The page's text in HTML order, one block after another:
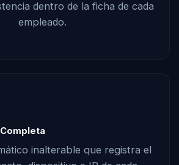
dentro de la ficha de cada
empleado.
inalterable que registra el